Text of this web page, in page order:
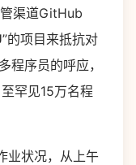
渠道GitHub
的项目来抵抗对
程序员的呼应，
罕见15万名程
业状况，从上午